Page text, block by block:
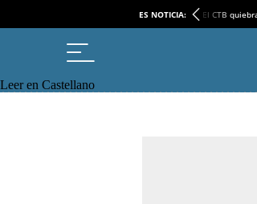
ES NOTICIA: El CTB
Leer en Castellano